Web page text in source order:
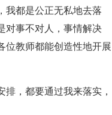
我都是公正无私地去落
对事不对人，事情解决
位教师都能创造性地开展
排，都要通过我来落实，